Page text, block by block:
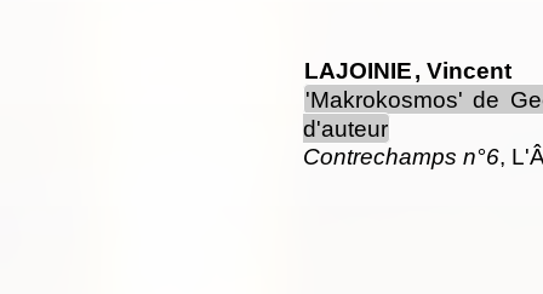
LAJOINIE, Vincent
'Makrokosmos' de
d'auteur
Contrechamps n°6,